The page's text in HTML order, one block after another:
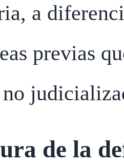
a
previas
de la